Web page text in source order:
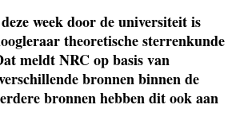
week door de universiteit is
theoretische sterrenkunde
meldt NRC op basis van
bronnen binnen de
bronnen hebben dit ook aan